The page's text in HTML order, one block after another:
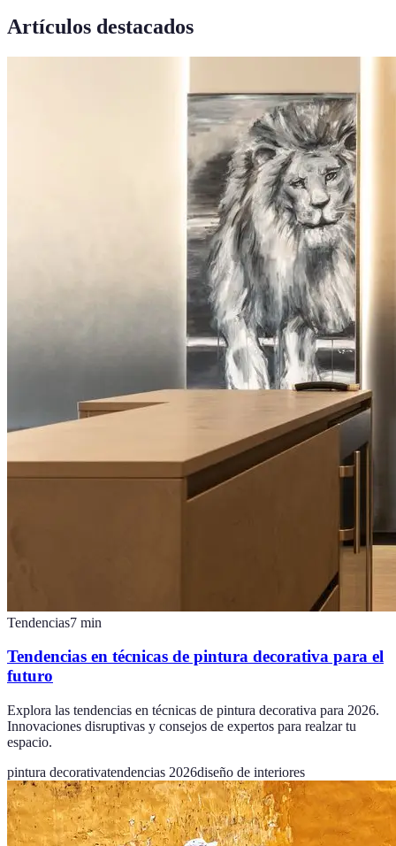
Artículos destacados
Tendencias7 min
Tendencias en técnicas de pintura decorativa para el
futuro
Explora las tendencias en técnicas de pintura decorativa para 2026.
Innovaciones disruptivas y consejos de expertos para realzar tu
espacio.
pintura decorativatendencias 2026diseño de interiores